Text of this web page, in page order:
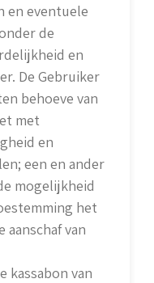
en eventuele
de
en
De Gebruiker
behoeve van
met
en
een en ander
mogelijkheid
het
aanschaf van
kassabon van